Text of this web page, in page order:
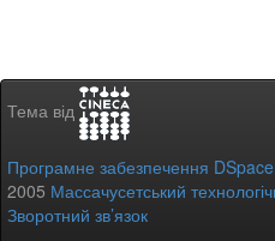
Тема від
Програмне забезпечення DSpace
2005 Массачусетський
Зворотний зв’язок